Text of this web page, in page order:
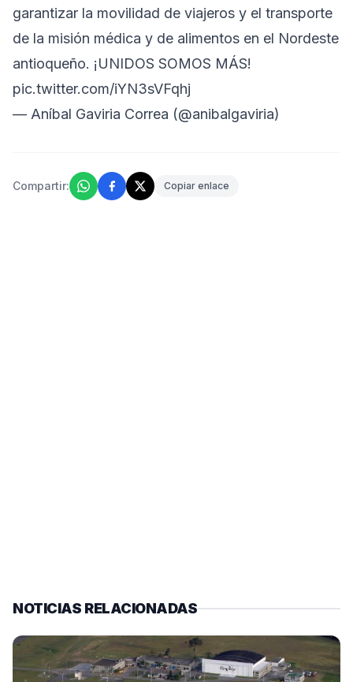
garantizar la movilidad de viajeros y el transporte
de la misión médica y de alimentos en el Nordeste
antioqueño. ¡UNIDOS SOMOS MÁS!
pic.twitter.com/iYN3sVFqhj
— Aníbal Gaviria Correa (@anibalgaviria)
Compartir: Copiar enlace
NOTICIAS RELACIONADAS